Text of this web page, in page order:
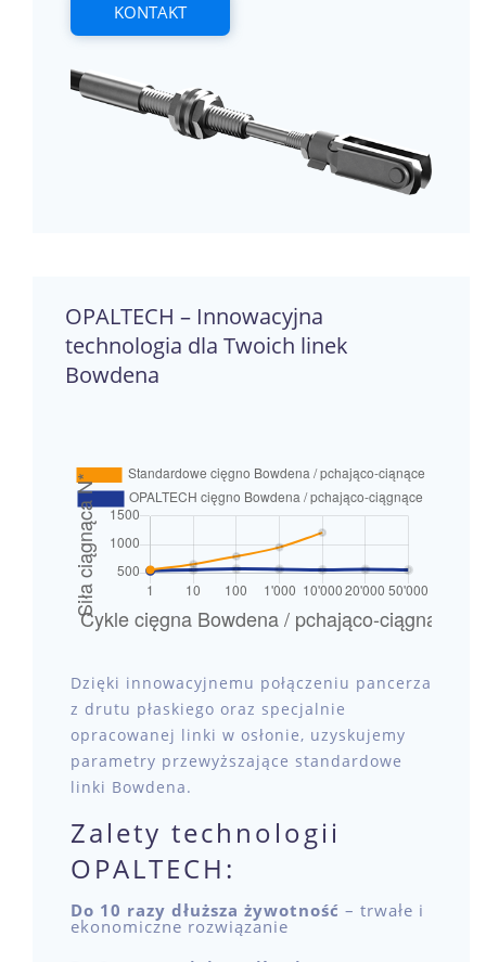
KONTAKT
OPALTECH – Innowacyjna
technologia dla Twoich linek
Bowdena
Dzięki innowacyjnemu połączeniu pancerza
z drutu płaskiego oraz specjalnie
opracowanej linki w osłonie, uzyskujemy
parametry przewyższające standardowe
linki Bowdena.
Zalety technologii
OPALTECH:
Do 10 razy dłuższa żywotność – trwałe i
ekonomiczne rozwiązanie